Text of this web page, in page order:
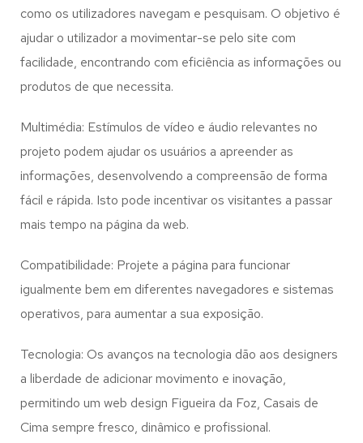
como os utilizadores navegam e pesquisam. O objetivo é
ajudar o utilizador a movimentar-se pelo site com
facilidade, encontrando com eficiência as informações ou
produtos de que necessita.
Multimédia: Estímulos de vídeo e áudio relevantes no
projeto podem ajudar os usuários a apreender as
informações, desenvolvendo a compreensão de forma
fácil e rápida. Isto pode incentivar os visitantes a passar
mais tempo na página da web.
Compatibilidade: Projete a página para funcionar
igualmente bem em diferentes navegadores e sistemas
operativos, para aumentar a sua exposição.
Tecnologia: Os avanços na tecnologia dão aos designers
a liberdade de adicionar movimento e inovação,
permitindo um web design Figueira da Foz, Casais de
Cima sempre fresco, dinâmico e profissional.